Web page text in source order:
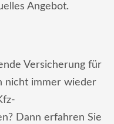
Angebot.
Versicherung für
nicht immer wieder
Dann erfahren Sie